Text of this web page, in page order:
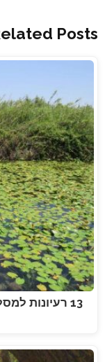
Posts:
13 רעיונות